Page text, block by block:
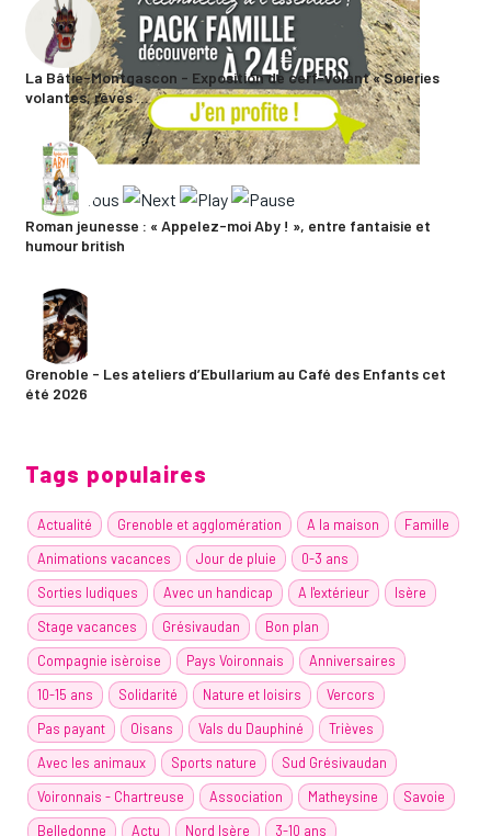
La Bâtie-Montgascon - Exposition de cerf-volant « Soieries
volantes, rêves ...
Roman jeunesse : « Appelez-moi Aby ! », entre fantaisie et
humour british
Grenoble - Les ateliers d’Ebullarium au Café des Enfants cet
été 2026
Tags populaires
Actualité Grenoble et agglomération A la maison
Famille
Animations vacances
Jour de pluie
0-3 ans
Sorties ludiques
Avec un handicap A l'extérieur
Isère
Stage vacances
Grésivaudan
Bon plan
Compagnie isèroise
Pays Voironnais
Anniversaires
10-15 ans
Solidarité Nature et loisirs
Vercors
Pas payant
Oisans Vals du Dauphiné
Trièves
Avec les animaux
Sports nature
Sud Grésivaudan
Voironnais - Chartreuse
Association Matheysine
Savoie
Belledonne
Actu Nord Isère 3-10 ans